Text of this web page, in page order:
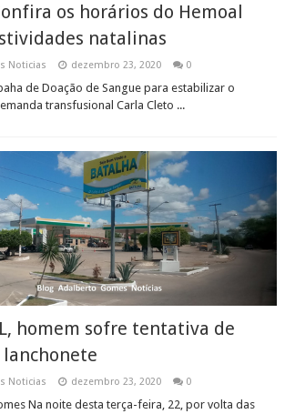
os horários do Hemoal
natalinas
Noticias dezembro 23, 2020 0
de Doação de Sangue para estabilizar o
transfusional Carla Cleto ...
homem sofre tentativa de
Noticias dezembro 23, 2020 0
Na noite desta terça-feira, 22, por volta das